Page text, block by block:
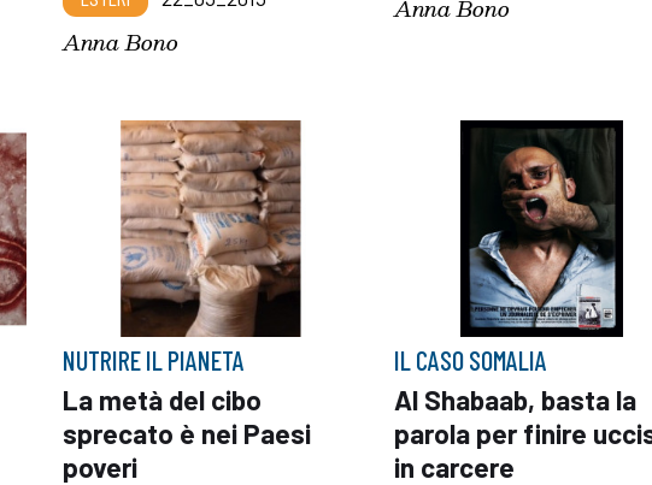
Anna Bono
Anna Bono
NUTRIRE IL PIANETA
La metà del cibo
sprecato è nei Paesi
poveri
IL CASO SOMALIA
Al Shabaab, basta la
parola per finire
in carcere